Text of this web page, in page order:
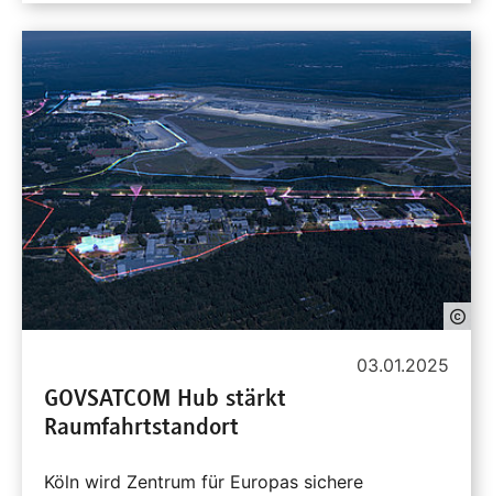
03.01.2025
GOVSATCOM Hub stärkt
Raumfahrtstandort
Köln wird Zentrum für Europas sichere